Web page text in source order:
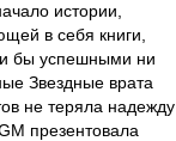
истории,
в себя книги,
бы успешными ни
Звездные врата
не теряла надежду
презентовала